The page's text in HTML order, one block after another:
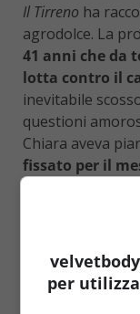
Il Tirreno ha
agrodolce. La
41 anni che da
lotta contro il
inevitabile
questioni
Chiara aveva
fissato per il
tracollo che ha
lieto evento
La loro era
principio sulla
per